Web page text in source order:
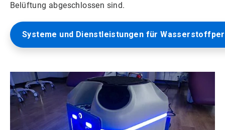
Belüftung abgeschlossen sind.
Systeme und Dienstleistungen für